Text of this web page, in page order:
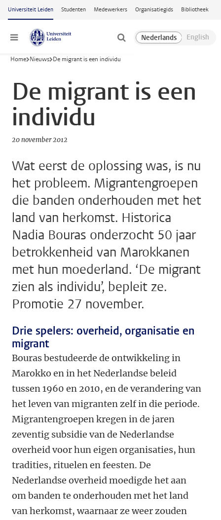
Ga naar hoofdinhoud
Universiteit Leiden Studenten Medewerkers Organisatiegids Bibliotheek
Menu
Home Nieuws De migrant is een individu
De migrant is een
individu
20 november 2012
Wat eerst de oplossing was, is nu
het probleem. Migrantengroepen
die banden onderhouden met het
land van herkomst. Historica
Nadia Bouras onderzocht 50 jaar
betrokkenheid van Marokkanen
met hun moederland. ‘De migrant
zien als individu’, bepleit ze.
Promotie 27 november.
Drie spelers: overheid, organisatie en
migrant
Bouras bestudeerde de ontwikkeling in
Marokko en in het Nederlandse beleid
tussen 1960 en 2010, en de verandering van
het leven van migranten zelf in die periode.
Migrantengroepen kregen in de jaren
zeventig subsidie van de Nederlandse
overheid voor hun eigen organisaties, hun
tradities, rituelen en feesten. De
Nederlandse overheid moedigde het aan
om banden te onderhouden met het land
van herkomst, waarnaar ze weer zouden